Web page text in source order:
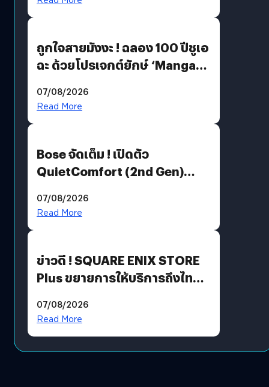
ถูกใจสายมังงะ ! ฉลอง 100 ปีชูเอ
ฉะ ด้วยโปรเจกต์ยักษ์ ‘Manga
มีภาษาไทยด้วย
07/08/2026
Read More
Bose จัดเต็ม ! เปิดตัว
QuietComfort (2nd Gen)
07/08/2026
Read More
ข่าวดี ! SQUARE ENIX STORE
Plus ขยายการให้บริการถึงไทย
โดยตรง
07/08/2026
Read More